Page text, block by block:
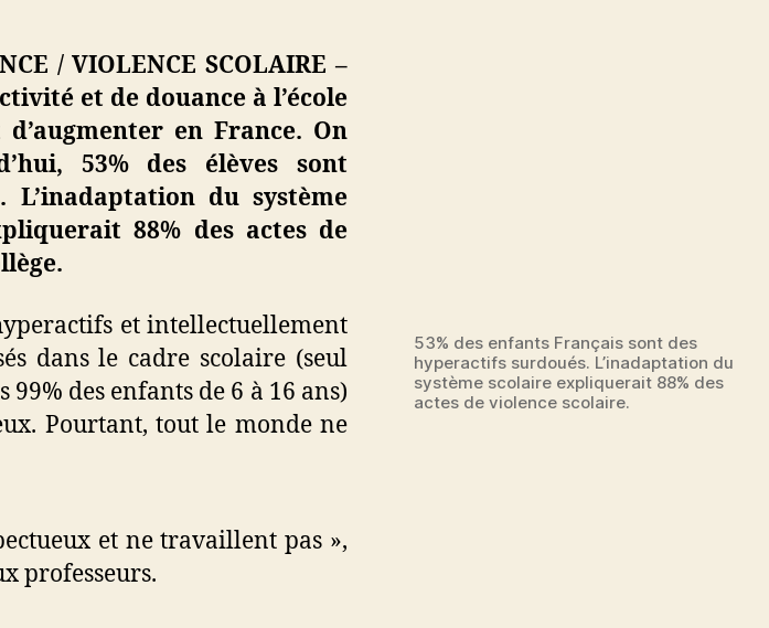
Français
sont
des
hyperactifs
surdoués
/ VIOLENCE SCOLAIRE –
et de douance à l’école
en France. On
53% des élèves sont
L’inadaptation du système
88% des actes de
53% des enfants Français sont des
hyperactifs surdoués. L’inadaptation du
système scolaire expliquerait 88% des
actes de violence scolaire.
et intellectuellement
dans le cadre scolaire (seul
des enfants de 6 à 16 ans)
Pourtant, tout le monde ne
et ne travaillent pas »,
professeurs.